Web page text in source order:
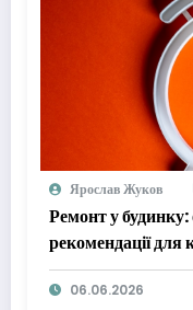
Ярослав Жуков
Ремонт у
рекомендації
06.06.2026